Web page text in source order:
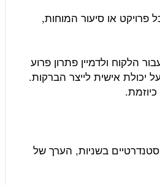
או סיעור המוחות,
הלקוח ולדמיין פתרון פרוע
יכולת אישית לייצר הברקות.
בשניות, הערך של